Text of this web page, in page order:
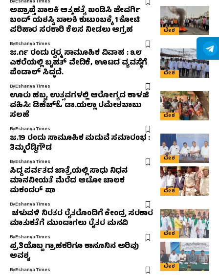
ದೇಶ
ಅಪ್ರಾಪ್ತೆ ಬಾಲಕಿ ಆತ್ಮಹತ್ಯೆ ಖಂಡಿಸಿ ಜೇವರ್ಗಿ
ಬಂದ್ ಯಶಸ್ವಿ ಬಾಲಕಿ ಕುಟುಂಬಕ್ಕೆ 1 ಕೋಟಿ
ಪರಿಹಾರ ಸರಕಾರಿ ಕೆಲಸ ನೀಡಲು ಆಗ್ರಹ
ByEshanya Times
ದೇಶ
ಜ.೧೯ ರಂದು ರ‍್ವರ‍್ಮ ಸಾಮೂಹಿಕ ವಿವಾಹ : ೩೮
ಎಕರೆಯಲ್ಲಿ ಬೃಹತ್ ವೇದಿಕೆ, ಊಟದ ವ್ಯವಸ್ಥೆಗೆ
ಪೆಂಡಾಲ್ ಸಿದ್ಧದೆ.
ByEshanya Times
ದೇಶ
ಊರು ಹಬ್ಬ, ಉತ್ಸವಗಳಲ್ಲಿ ಆರೋಗ್ಯದ ಕಾಳಜಿ
ವಹಿಸಿ: ಡಿಹೆಚ್‌ಓ ಡಾ.ಯಲ್ಲಾ ರಮೇಶಬಾಬು
ಸಲಹೆ
ByEshanya Times
ದೇಶ
ಜ.19 ರಂದು ಸಾಮೂಹಿಕ ಮದುವೆ ಸಮಾರಂಭ :
ತಿಮ್ಮರೆಡ್ಡಿಗೌಡ
ByEshanya Times
ದೇಶ
ಸಿದ್ದ ಪರ್ವತದ ಜಾತ್ರೆಯಲ್ಲಿ ಸಾಧು ನಿಧನ
ಮಾನವೀಯತೆ ಮೆರೆದ ಆಟೋ ಚಾಲಕ
ಮಕಂದರ್ ಷಾ
ByEshanya Times
ದೇಶ
ಚಳುವಳಿ ನಿರತರ ರೈತರೊಂದಿಗೆ ಕೇಂದ್ರ ಸರಕಾರ
ಮಾತುಕತೆಗೆ ಮುಂದಾಗಲು ರೈತರ ಮನವಿ
ByEshanya Times
ದೇಶ
ಪ್ರತಿಯೊಬ್ಬ ಗ್ರಾಹಕರಿಗೂ ಕಾನೂನಿನ ಅರಿವು
ಅವಶ್ಯ
ByEshanya Times